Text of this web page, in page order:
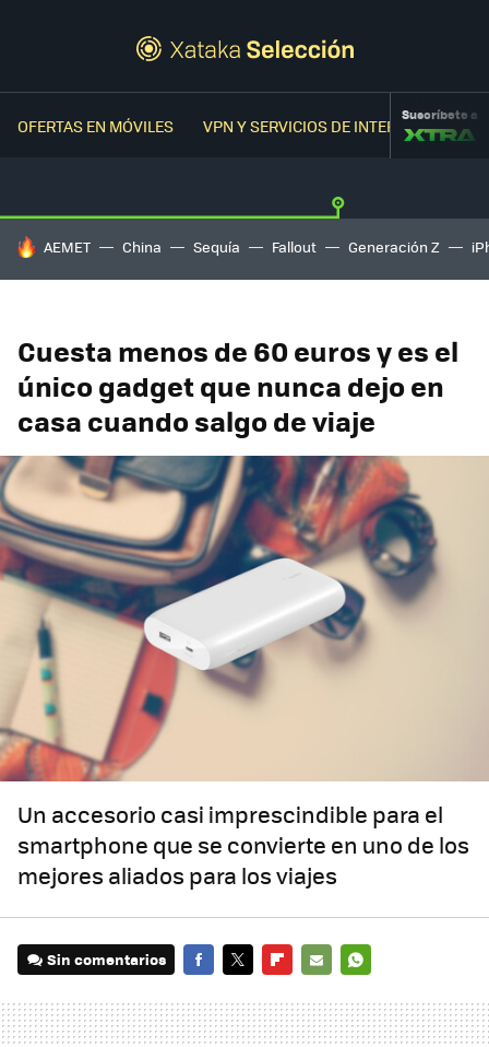
OFERTAS EN MÓVILES VPN Y SERVICIOS DE INTERNETSuscríbete a
HOY SE HABLA DE
AEMET China Sequía Fallout Generación Z
Cuesta menos de 60 euros y es el
único gadget que nunca dejo en
casa cuando salgo de viaje
Un accesorio casi imprescindible para el
smartphone que se convierte en uno de los
mejores aliados para los viajes
Sin comentarios
MAIL